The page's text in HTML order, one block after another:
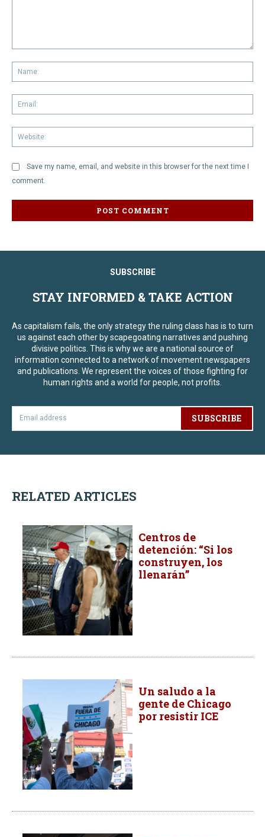
Save my name, email, and website in this browser for the next time I
comment.
SUBSCRIBE
STAY INFORMED & TAKE ACTION
As capitalism fails, the only strategy the ruling class has is to turn
us against each other by scapegoating narratives and pushing
divisive politics. This is why we are a national source of
information connected to a network of movement newspapers
and publications. We represent the voices of those fighting for
human rights and a world for people, not profits.
SUBSCRIBE
RELATED ARTICLES
Centros de
detención: “Si los
construyen, los
llenarán”
Un saludo a la
gente de Chicago
por resistir ICE